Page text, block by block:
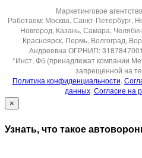
Маркетинговое
Работаем: Москва, Санкт-Петербург,
Новгород, Казань, Самара,
Красноярск, Пермь, Волгоград,
Андреевна ОГРНИП:
*Инст, Фб (принадлежат компании
запрещенной на
Политика конфиденциальности.
данных. Согласие на
×
Узнать, что такое